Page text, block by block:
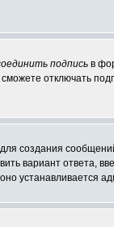
подпись в
отключать
создания
вариант ответа,
устанавливается